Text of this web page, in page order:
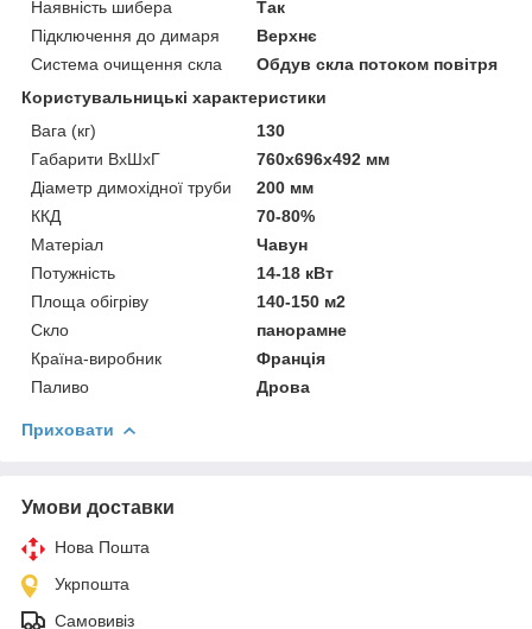
Наявність шибера
Так
Підключення до димаря
Верхнє
Система очищення скла
Обдув скла потоком повітря
Користувальницькі характеристики
Вага (кг)
130
Габарити ВхШхГ
760х696х492 мм
Діаметр димохідної труби
200 мм
ККД
70-80%
Матеріал
Чавун
Потужність
14-18 кВт
Площа обігріву
140-150 м2
Скло
панорамне
Країна-виробник
Франція
Паливо
Дрова
Приховати
Умови доставки
Нова Пошта
Укрпошта
Самовивіз